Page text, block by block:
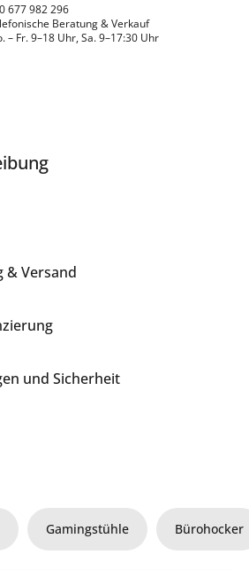
677 982 296
Beratung & Verkauf
– Fr. 9–18 Uhr, Sa. 9–17:30 Uhr
& Versand
und Sicherheit
Gamingstühle Bürohocker